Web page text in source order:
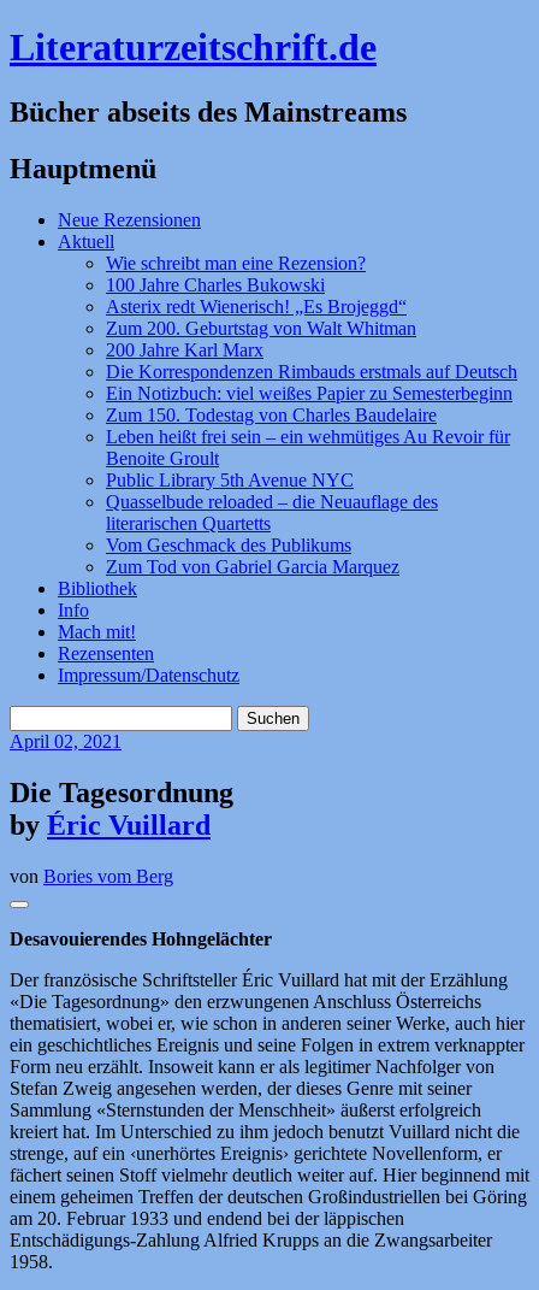
Literaturzeitschrift.de
Bücher abseits des Mainstreams
Hauptmenü
Zum
Inhalt
Neue Rezensionen
Aktuell
Wie schreibt man eine Rezension?
100 Jahre Charles Bukowski
Asterix redt Wienerisch! „Es Brojeggd“
Zum 200. Geburtstag von Walt Whitman
200 Jahre Karl Marx
Die Korrespondenzen Rimbauds erstmals auf Deutsch
Ein Notizbuch: viel weißes Papier zu Semesterbeginn
Zum 150. Todestag von Charles Baudelaire
Leben heißt frei sein – ein wehmütiges Au Revoir für
Benoite Groult
Public Library 5th Avenue NYC
Quasselbude reloaded – die Neuauflage des
literarischen Quartetts
Vom Geschmack des Publikums
Zum Tod von Gabriel Garcia Marquez
Bibliothek
Info
Mach mit!
Rezensenten
Impressum/Datenschutz
nach:
April 02, 2021
Die Tagesordnung
by Éric Vuillard
von Bories vom Berg
Desavouierendes Hohngelächter
Der französische Schriftsteller Éric Vuillard hat mit der Erzählung
«Die Tagesordnung» den erzwungenen Anschluss Österreichs
thematisiert, wobei er, wie schon in anderen seiner Werke, auch hier
ein geschichtliches Ereignis und seine Folgen in extrem verknappter
Form neu erzählt. Insoweit kann er als legitimer Nachfolger von
Stefan Zweig angesehen werden, der dieses Genre mit seiner
Sammlung «Sternstunden der Menschheit» äußerst erfolgreich
kreiert hat. Im Unterschied zu ihm jedoch benutzt Vuillard nicht die
strenge, auf ein ‹unerhörtes Ereignis› gerichtete Novellenform, er
fächert seinen Stoff vielmehr deutlich weiter auf. Hier beginnend mit
einem geheimen Treffen der deutschen Großindustriellen bei Göring
am 20. Februar 1933 und endend bei der läppischen
Entschädigungs-Zahlung Alfried Krupps an die Zwangsarbeiter
1958.